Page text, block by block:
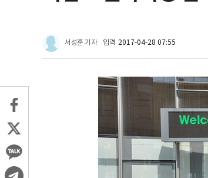
서성훈 기자 입력 2017-04-28 07:55